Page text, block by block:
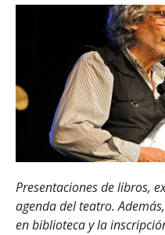
Presentaciones de libros,
agenda del teatro.
en biblioteca y la